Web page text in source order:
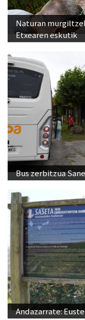
Naturan
Etxearen eskutik
Bus zerbitzua
Andazarrate: